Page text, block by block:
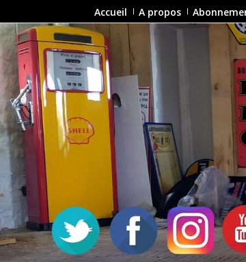
Accueil A propos